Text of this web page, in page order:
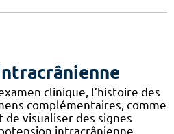
clinique, l’histoire des
complémentaires, comme
de visualiser des signes
intracrânienne,